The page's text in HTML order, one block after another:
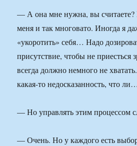
— А она мне нужна, вы считаете?
меня и так многовато. Иногда я
«укоротить» себя… Надо
присутствие, чтобы не приесться
всегда должно немного не
какая-то недосказанность, что ли…
— Но управлять этим процессом
— Очень. Но у каждого есть